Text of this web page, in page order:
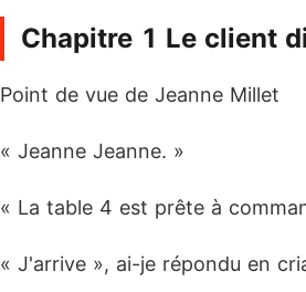
Chapitre 1 Le client
Point de vue de Jeanne Millet
« Jeanne Jeanne. »
« La table 4 est prête à
« J'arrive », ai-je répondu en